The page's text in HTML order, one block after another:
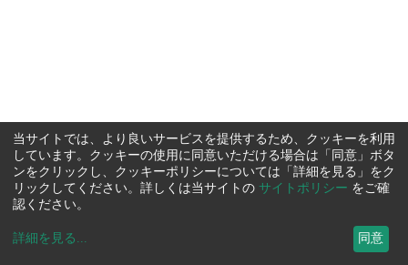
当サイトでは、より良いサービスを提供するため、クッキーを利用
しています。クッキーの使用に同意いただける場合は「同意」ボタ
ンをクリックし、クッキーポリシーについては「詳細を見る」をク
リックしてください。詳しくは当サイトの サイトポリシー をご確
認ください。
詳細を見る ... 同意